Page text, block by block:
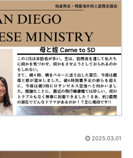
2025.03.01